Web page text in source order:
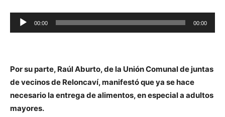
Reproductor
de
00:00 00:00
Por su parte, Raúl Aburto, de la Unión Comunal de juntas
de vecinos de Reloncaví, manifestó que ya se hace
necesario la entrega de alimentos, en especial a adultos
mayores.